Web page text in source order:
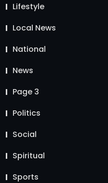
Lifestyle
Local News
National
News
Page 3
Politics
Social
Spiritual
Sports